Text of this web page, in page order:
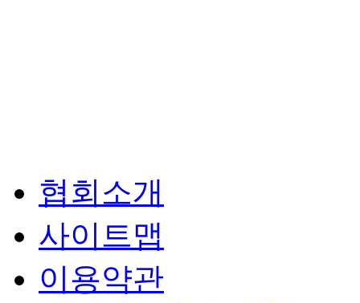
협회소개
사이트맵
이용약관